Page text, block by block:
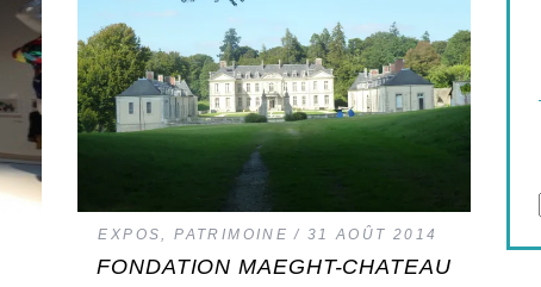
EXPOS,PATRIMOINE 31 AOÛT 2014
FONDATION MAEGHT-CHATEAU